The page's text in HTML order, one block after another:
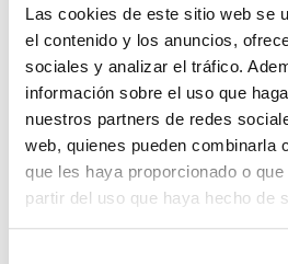
Las cookies de este sitio web se
el contenido y los anuncios,
sociales y analizar el tráfico.
información sobre el uso que
nuestros partners de redes
web, quienes pueden combinarla
que les haya proporcionado o
partir del uso que haya hecho de
Envase
Ampoule(1)
Volumen